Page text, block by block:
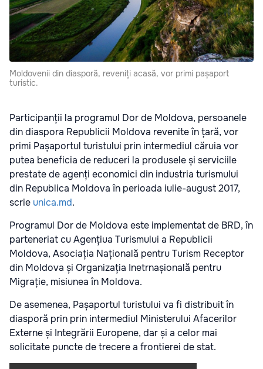
Moldovenii din diasporă, reveniți acasă, vor primi pașaport
turistic.
Participanții la programul Dor de Moldova, persoanele
din diaspora Republicii Moldova revenite în țară, vor
primi Pașaportul turistului prin intermediul căruia vor
putea beneficia de reduceri la produsele și serviciile
prestate de agenți economici din industria turismului
din Republica Moldova în perioada iulie-august 2017,
scrie unica.md.
Programul Dor de Moldova este implementat de BRD, în
parteneriat cu Agențiua Turismului a Republicii
Moldova, Asociația Națională pentru Turism Receptor
din Moldova și Organizația Inetrnașională pentru
Migrație, misiunea în Moldova.
De asemenea, Pașaportul turistului va fi distribuit în
diasporă prin prin intermediul Ministerului Afacerilor
Externe și Integrării Europene, dar și a celor mai
solicitate puncte de trecere a frontierei de stat.